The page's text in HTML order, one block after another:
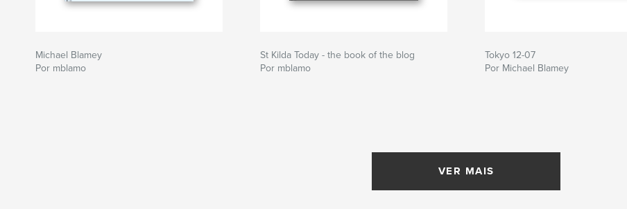
Michael Blamey
Por mblamo
St Kilda Today - the book of the blog
Por mblamo
Tokyo 12-07
Por Michael Blamey
VER MAIS